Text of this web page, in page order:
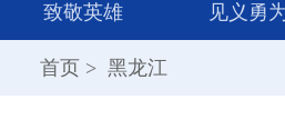
致敬英雄
见义勇
首页 > 黑龙江